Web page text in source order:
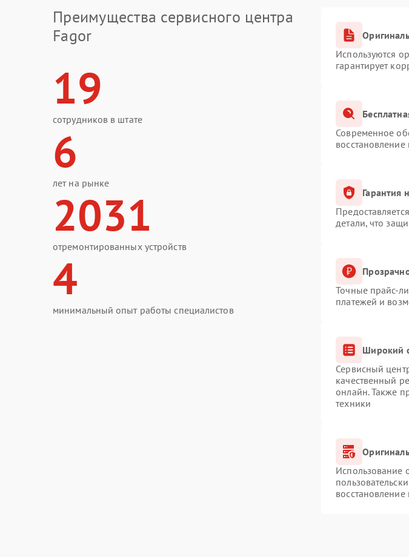
Преимущества сервисного центра
Fagor
19
сотрудников в штате
6
лет на рынке
2031
отремонтированных устройств
4
минимальный опыт работы специалистов
Используются
гарантирует
Современное
Гарантия
детали, что
Точные прайс-
платежей и
Широкий
Сервисный
качественный
онлайн. Также
техники
Использование